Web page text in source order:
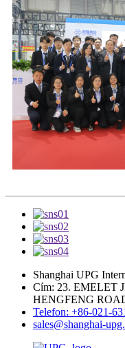
Shanghai UPG
Cím: 23. EMELET
HENGFENG
Telefon: +86-021-
sales@shanghai-